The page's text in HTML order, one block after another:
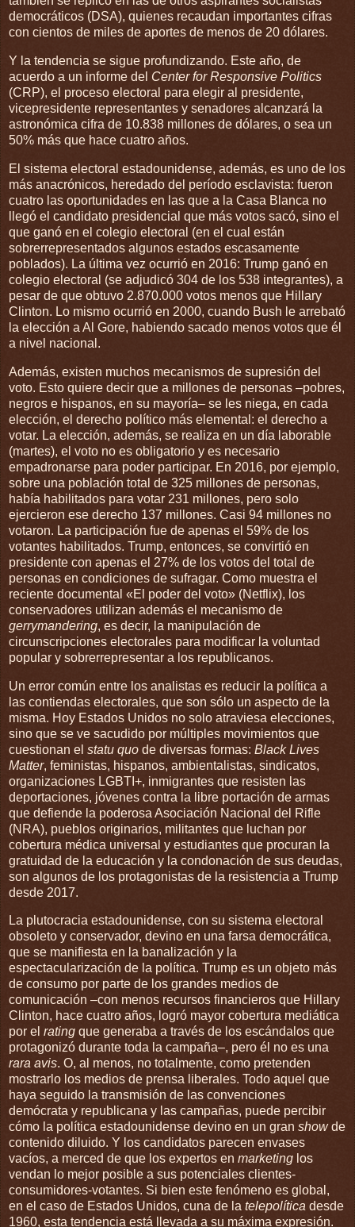
democráticos (DSA), quienes recaudan importantes cifras
con cientos de miles de aportes de menos de 20 dólares.
Y la tendencia se sigue profundizando. Este año, de
acuerdo a un informe del Center for Responsive Politics
(CRP), el proceso electoral para elegir al presidente,
vicepresidente representantes y senadores alcanzará la
astronómica cifra de 10.838 millones de dólares, o sea un
50% más que hace cuatro años.
El sistema electoral estadounidense, además, es uno de los
más anacrónicos, heredado del período esclavista: fueron
cuatro las oportunidades en las que a la Casa Blanca no
llegó el candidato presidencial que más votos sacó, sino el
que ganó en el colegio electoral (en el cual están
sobrerrepresentados algunos estados escasamente
poblados). La última vez ocurrió en 2016: Trump ganó en
colegio electoral (se adjudicó 304 de los 538 integrantes), a
pesar de que obtuvo 2.870.000 votos menos que Hillary
Clinton. Lo mismo ocurrió en 2000, cuando Bush le arrebató
la elección a Al Gore, habiendo sacado menos votos que él
a nivel nacional.
Además, existen muchos mecanismos de supresión del
voto. Esto quiere decir que a millones de personas –pobres,
negros e hispanos, en su mayoría– se les niega, en cada
elección, el derecho político más elemental: el derecho a
votar. La elección, además, se realiza en un día laborable
(martes), el voto no es obligatorio y es necesario
empadronarse para poder participar. En 2016, por ejemplo,
sobre una población total de 325 millones de personas,
había habilitados para votar 231 millones, pero solo
ejercieron ese derecho 137 millones. Casi 94 millones no
votaron. La participación fue de apenas el 59% de los
votantes habilitados. Trump, entonces, se convirtió en
presidente con apenas el 27% de los votos del total de
personas en condiciones de sufragar. Como muestra el
reciente documental «El poder del voto» (Netflix), los
conservadores utilizan además el mecanismo de
gerrymandering, es decir, la manipulación de
circunscripciones electorales para modificar la voluntad
popular y sobrerrepresentar a los republicanos.
Un error común entre los analistas es reducir la política a
las contiendas electorales, que son sólo un aspecto de la
misma. Hoy Estados Unidos no solo atraviesa elecciones,
sino que se ve sacudido por múltiples movimientos que
cuestionan el statu quo de diversas formas: Black Lives
Matter, feministas, hispanos, ambientalistas, sindicatos,
organizaciones LGBTI+, inmigrantes que resisten las
deportaciones, jóvenes contra la libre portación de armas
que defiende la poderosa Asociación Nacional del Rifle
(NRA), pueblos originarios, militantes que luchan por
cobertura médica universal y estudiantes que procuran la
gratuidad de la educación y la condonación de sus deudas,
son algunos de los protagonistas de la resistencia a Trump
desde 2017.
La plutocracia estadounidense, con su sistema electoral
obsoleto y conservador, devino en una farsa democrática,
que se manifiesta en la banalización y la
espectacularización de la política. Trump es un objeto más
de consumo por parte de los grandes medios de
comunicación –con menos recursos financieros que Hillary
Clinton, hace cuatro años, logró mayor cobertura mediática
por el rating que generaba a través de los escándalos que
protagonizó durante toda la campaña–, pero él no es una
rara avis. O, al menos, no totalmente, como pretenden
mostrarlo los medios de prensa liberales. Todo aquel que
haya seguido la transmisión de las convenciones
demócrata y republicana y las campañas, puede percibir
cómo la política estadounidense devino en un gran showde
contenido diluido. Y los candidatos parecen envases
vacíos, a merced de que los expertos en marketing los
vendan lo mejor posible a sus potenciales clientes-
consumidores-votantes. Si bien este fenómeno es global,
en el caso de Estados Unidos, cuna de la telepolítica desde
1960, esta tendencia está llevada a su máxima expresión.